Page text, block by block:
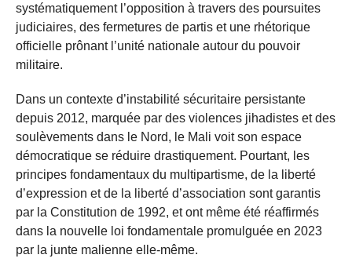
systématiquement l’opposition à travers des poursuites
judiciaires, des fermetures de partis et une rhétorique
officielle prônant l’unité nationale autour du pouvoir
militaire.
Dans un contexte d’instabilité sécuritaire persistante
depuis 2012, marquée par des violences jihadistes et des
soulèvements dans le Nord, le Mali voit son espace
démocratique se réduire drastiquement. Pourtant, les
principes fondamentaux du multipartisme, de la liberté
d’expression et de la liberté d’association sont garantis
par la Constitution de 1992, et ont même été réaffirmés
dans la nouvelle loi fondamentale promulguée en 2023
par la junte malienne elle-même.